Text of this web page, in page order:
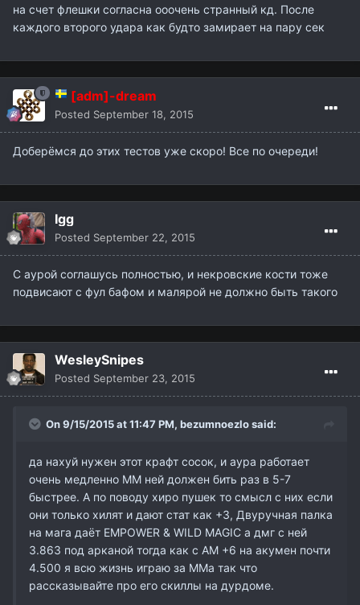
на счет флешки согласна ооочень странный кд. После
каждого второго удара как будто замирает на пару сек
[adm]-dream
Posted September 18, 2015
Доберёмся до этих тестов уже скоро! Все по очереди!
Igg
Posted September 22, 2015
С аурой соглашусь полностью, и некровские кости тоже
подвисают с фул бафом и малярой не должно быть такого
WesleySnipes
Posted September 23, 2015
On 9/15/2015 at 11:47 PM, bezumnoezlosaid:
да нахуй нужен этот крафт сосок, и аура работает
очень медленно ММ ней должен бить раз в 5-7
быстрее. А по поводу хиро пушек то смысл с них если
они только хилят и дают стат как +3, Двуручная палка
на мага даёт EMPOWER & WILD MAGIC а дмг с ней
3.863 под арканой тогда как с АМ +6 на акумен почти
4.500 я всю жизнь играю за ММа так что
рассказывайте про его скиллы на дурдоме.